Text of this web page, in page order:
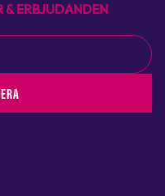
& ERBJUDANDEN